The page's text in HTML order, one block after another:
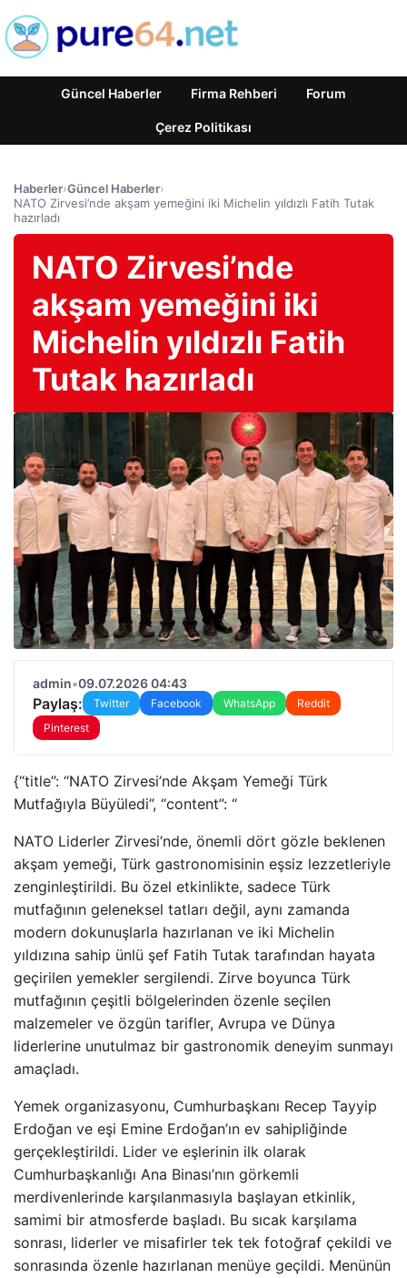
Güncel Haberler Firma Rehberi Forum
Çerez Politikası
Haberler›Güncel Haberler›
NATO Zirvesi’nde akşam yemeğini iki Michelin yıldızlı Fatih Tutak
hazırladı
NATO Zirvesi’nde
akşam yemeğini iki
Michelin yıldızlı Fatih
Tutak hazırladı
admin•09.07.2026 04:43
Paylaş: Twitter Facebook WhatsApp
Reddit
Pinterest
{“title”: “NATO Zirvesi’nde Akşam Yemeği Türk
Mutfağıyla Büyüledi”, “content”: “
NATO Liderler Zirvesi’nde, önemli dört gözle beklenen
akşam yemeği, Türk gastronomisinin eşsiz lezzetleriyle
zenginleştirildi. Bu özel etkinlikte, sadece Türk
mutfağının geleneksel tatları değil, aynı zamanda
modern dokunuşlarla hazırlanan ve iki Michelin
yıldızına sahip ünlü şef Fatih Tutak tarafından hayata
geçirilen yemekler sergilendi. Zirve boyunca Türk
mutfağının çeşitli bölgelerinden özenle seçilen
malzemeler ve özgün tarifler, Avrupa ve Dünya
liderlerine unutulmaz bir gastronomik deneyim sunmayı
amaçladı.
Yemek organizasyonu, Cumhurbaşkanı Recep Tayyip
Erdoğan ve eşi Emine Erdoğan’ın ev sahipliğinde
gerçekleştirildi. Lider ve eşlerinin ilk olarak
Cumhurbaşkanlığı Ana Binası’nın görkemli
merdivenlerinde karşılanmasıyla başlayan etkinlik,
samimi bir atmosferde başladı. Bu sıcak karşılama
sonrası, liderler ve misafirler tek tek fotoğraf çekildi ve
sonrasında özenle hazırlanan menüye geçildi. Menünün